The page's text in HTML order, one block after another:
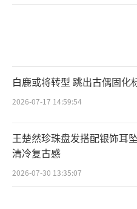
白鹿或将转型 跳出古偶固化
2026-07-17 14:59:54
王楚然珍珠盘发搭配银饰耳
清冷复古感
2026-07-30 13:35:07